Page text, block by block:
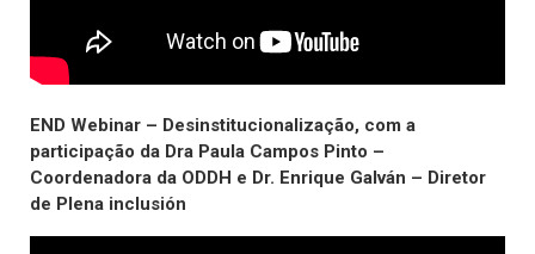
END Webinar – Desinstitucionalização, com a
participação da Dra Paula Campos Pinto –
Coordenadora da ODDH e Dr. Enrique Galván – Diretor
de Plena inclusión